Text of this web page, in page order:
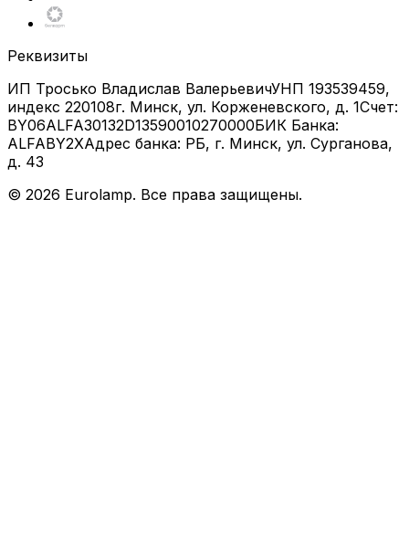
Реквизиты
ИП Тросько Владислав ВалерьевичУНП 193539459,
индекс 220108г. Минск, ул. Корженевского, д. 1Счет:
BY06ALFA30132D13590010270000БИК Банка:
ALFABY2XАдрес банка: РБ, г. Минск, ул. Сурганова,
д. 43
© 2026 Eurolamp. Все права защищены.